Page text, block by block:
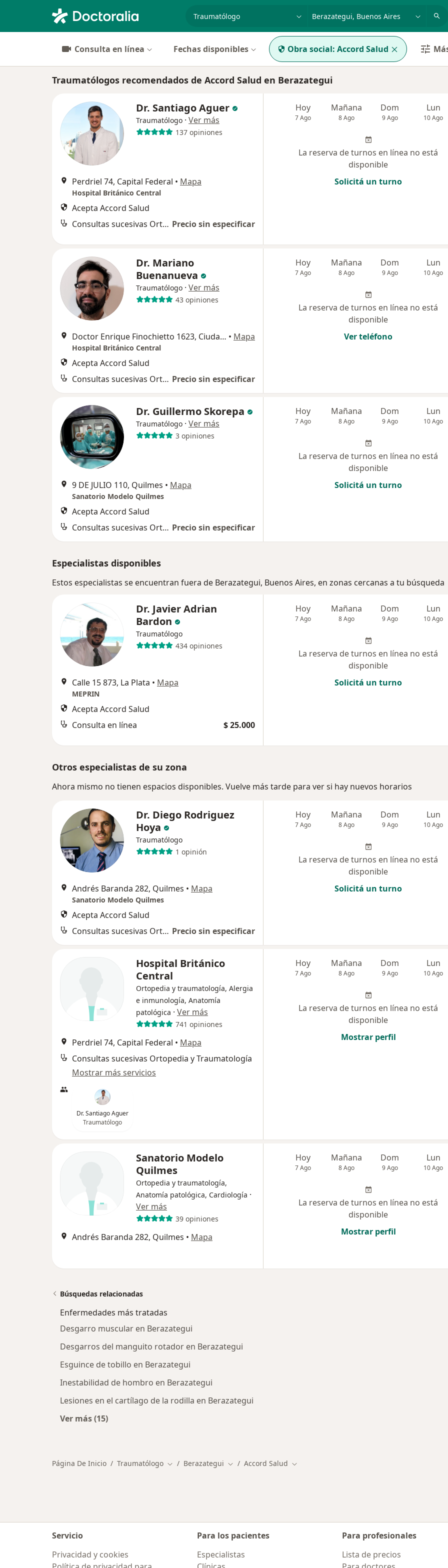
especialidad, enfermedad o nombre
Consulta en línea Fechas disponibles Obra social: Accord Salud
Traumatólogos recomendados de Accord Salud en Berazategui
Dr. Santiago Aguer
Traumatólogo · Ver más
137 opiniones
Perdriel 74, Capital Federal • Mapa
Hospital Británico Central
Acepta Accord Salud
Consultas sucesivas Ortopedia y Traumatología Precio sin especificar
Hoy
7 Ago
Mañana
8 Ago
Dom
9 Ago
Lun
10 Ago
La reserva de turnos en línea no está
disponible
Solicitá un turno
Dr. Mariano
Buenanueva
Traumatólogo · Ver más
43 opiniones
Doctor Enrique Finochietto 1623, Ciudad Autónoma de Buenos Aires • Mapa
Hospital Británico Central
Acepta Accord Salud
Consultas sucesivas Ortopedia y Traumatología Precio sin especificar
Hoy
7 Ago
Mañana
8 Ago
Dom
9 Ago
Lun
10 Ago
La reserva de turnos en línea no está
disponible
Ver teléfono
Dr. Guillermo Skorepa
Traumatólogo · Ver más
3 opiniones
9 DE JULIO 110, Quilmes • Mapa
Sanatorio Modelo Quilmes
Acepta Accord Salud
Consultas sucesivas Ortopedia y Traumatología Precio sin especificar
Hoy
7 Ago
Mañana
8 Ago
Dom
9 Ago
Lun
10 Ago
La reserva de turnos en línea no está
disponible
Solicitá un turno
Especialistas disponibles
Estos especialistas se encuentran fuera de Berazategui, Buenos Aires, en zonas cercanas a tu búsqueda
Dr. Javier Adrian
Bardon
Traumatólogo
434 opiniones
Calle 15 873, La Plata • Mapa
MEPRIN
Acepta Accord Salud
Consulta en línea
$ 25.000
Hoy
7 Ago
Mañana
8 Ago
Dom
9 Ago
Lun
10 Ago
La reserva de turnos en línea no está
disponible
Solicitá un turno
Otros especialistas de su zona
Ahora mismo no tienen espacios disponibles. Vuelve más tarde para ver si hay nuevos horarios
Dr. Diego Rodriguez
Hoya
Traumatólogo
1 opinión
Andrés Baranda 282, Quilmes • Mapa
Sanatorio Modelo Quilmes
Acepta Accord Salud
Consultas sucesivas Ortopedia y Traumatología Precio sin especificar
Hoy
7 Ago
Mañana
8 Ago
Dom
9 Ago
Lun
10 Ago
La reserva de turnos en línea no está
disponible
Solicitá un turno
Hospital Británico
Central
Ortopedia y traumatología, Alergia
e inmunología, Anatomía
patológica · Ver más
741 opiniones
Perdriel 74, Capital Federal • Mapa
Consultas sucesivas Ortopedia y Traumatología
Mostrar más servicios
Dr. Santiago Aguer
Traumatólogo
Hoy
7 Ago
Mañana
8 Ago
Dom
9 Ago
Lun
10 Ago
La reserva de turnos en línea no está
disponible
Mostrar perfil
Sanatorio Modelo
Quilmes
Ortopedia y traumatología,
Anatomía patológica, Cardiología ·
Ver más
39 opiniones
Andrés Baranda 282, Quilmes • Mapa
Hoy
7 Ago
Mañana
8 Ago
Dom
9 Ago
Lun
10 Ago
La reserva de turnos en línea no está
disponible
Mostrar perfil
Búsquedas relacionadas
Enfermedades más tratadas
Desgarro muscular en Berazategui
Desgarros del manguito rotador en Berazategui
Esguince de tobillo en Berazategui
Inestabilidad de hombro en Berazategui
Lesiones en el cartílago de la rodilla en Berazategui
Ver más (15)
Página De Inicio Traumatólogo Cambiar de ciudad
Berazategui Cambiar de ciudad
Accord Salud Cambiar de ciudad
Servicio
Privacidad y cookies
Para los pacientes
Especialistas
Para profesionales
Lista de precios